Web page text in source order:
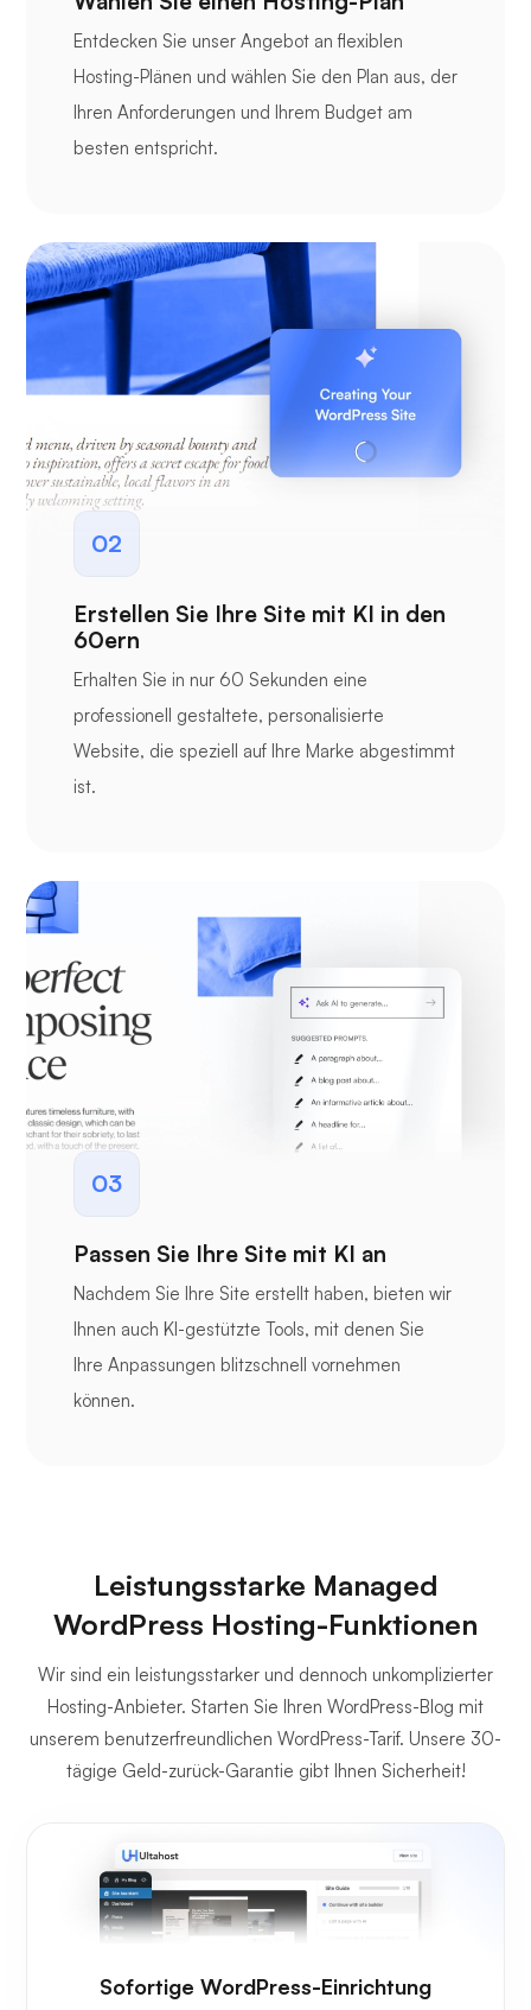
Entdecken Sie unser Angebot an flexiblen
Hosting-Plänen und wählen Sie den Plan aus, der
Ihren Anforderungen und Ihrem Budget am
besten entspricht.
02
Erstellen Sie Ihre Site mit KI in den
60ern
Erhalten Sie in nur 60 Sekunden eine
professionell gestaltete, personalisierte
Website, die speziell auf Ihre Marke abgestimmt
ist.
03
Passen Sie Ihre Site mit KI an
Nachdem Sie Ihre Site erstellt haben, bieten wir
Ihnen auch KI-gestützte Tools, mit denen Sie
Ihre Anpassungen blitzschnell vornehmen
können.
Leistungsstarke Managed
WordPress Hosting-Funktionen
Wir sind ein leistungsstarker und dennoch unkomplizierter
Hosting-Anbieter. Starten Sie Ihren WordPress-Blog mit
unserem benutzerfreundlichen WordPress-Tarif. Unsere 30-
tägige Geld-zurück-Garantie gibt Ihnen Sicherheit!
Sofortige WordPress-Einrichtung